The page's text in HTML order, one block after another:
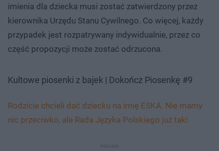
imienia dla dziecka musi zostać zatwierdzony przez
kierownika Urzędu Stanu Cywilnego. Co więcej, każdy
przypadek jest rozpatrywany indywidualnie, przez co
część propozycji może zostać odrzucona.
Kultowe piosenki z bajek | Dokończ Piosenkę #9
Rodzicie chcieli dać dziecku na imię ESKA. Nie mamy
nic przeciwko, ale Rada Języka Polskiego już tak!